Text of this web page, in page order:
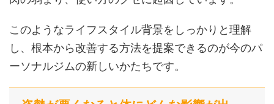
このようなライフスタイル背景をしっかりと理解
し、根本から改善する方法を提案できるのが今のパ
ーソナルジムの新しいかたちです。